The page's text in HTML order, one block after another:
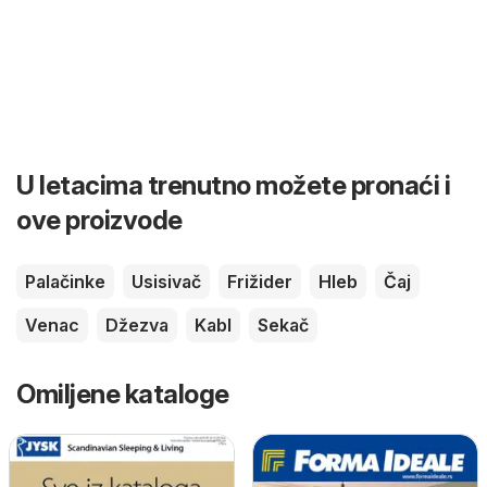
U letacima trenutno možete pronaći i
ove proizvode
Palačinke Usisivač Frižider Hleb
Čaj
Venac
Džezva Kabl Sekač
Omiljene kataloge